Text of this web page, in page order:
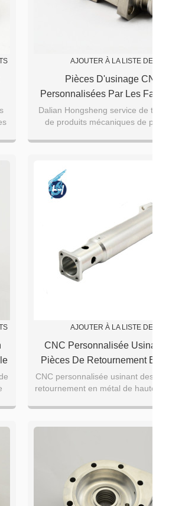
AJOUTER À LA LISTE DE SOUHAITS
Pièces D'usinage CNC
Personnalisées Par Les Fabricants
Chinois
Dalian Hongsheng service de traitement
de produits mécaniques de précision
AJOUTER À LA LISTE DE SOUHAITS
CNC Personnalisée Usinant Des
Pièces De Retournement En Métal
De Haute Précision
CNC personnalisée usinant des pièces de
retournement en métal de haute précision